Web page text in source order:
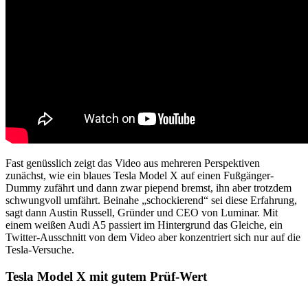
Fast genüsslich zeigt das Video aus mehreren Perspektiven
zunächst, wie ein blaues Tesla Model X auf einen Fußgänger-
Dummy zufährt und dann zwar piepend bremst, ihn aber trotzdem
schwungvoll umfährt. Beinahe „schockierend“ sei diese Erfahrung,
sagt dann Austin Russell, Gründer und CEO von Luminar. Mit
einem weißen Audi A5 passiert im Hintergrund das Gleiche, ein
Twitter-Ausschnitt von dem Video aber konzentriert sich nur auf die
Tesla-Versuche.
Tesla Model X mit gutem Prüf-Wert